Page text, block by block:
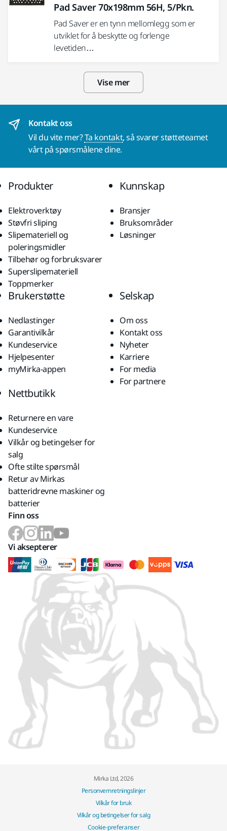
Pad Saver 70x198mm 56H, 5/Pkn.
Pad Saver er en tynn mellomlegg som er
utviklet for å beskytte og forlenge
levetiden…
Vise mer
Kontakt oss
Vil du vite mer?Ta kontakt, så svarer støtteteamet
vårt på spørsmålene dine.
Produkter
Elektroverktøy
Støvfri sliping
Slipemateriell og
poleringsmidler
Tilbehør og forbruksvarer
Superslipemateriell
Toppmerker
Kunnskap
Bransjer
Bruksområder
Løsninger
Brukerstøtte
Nedlastinger
Garantivilkår
Kundeservice
Hjelpesenter
myMirka-appen
Selskap
Om oss
Kontakt oss
Nyheter
Karriere
For media
For partnere
Nettbutikk
Returnere en vare
Kundeservice
Vilkår og betingelser for
salg
Ofte stilte spørsmål
Retur av Mirkas
batteridrevne maskiner og
batterier
Finn oss
Vi aksepterer
Mirka Ltd, 2026
Personvernretningslinjer
Vilkår for bruk
Vilkår og betingelser for salg
Cookie-preferanser